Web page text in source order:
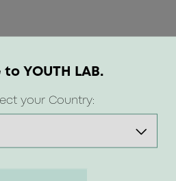
YOUTH LAB.
your Country: